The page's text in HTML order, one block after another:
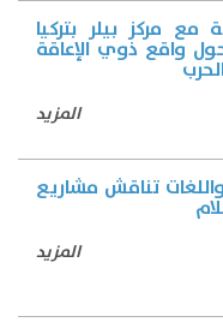
مع مركز بيلر بتركيا
واقع ذوي الإعاقة
المزيد
تناقش مشاريع
المزيد